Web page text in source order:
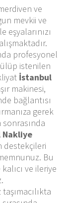
ve
mevkii ve
profesyonel
istenilen
İstanbul
makinesi,
bağlantısı
gerek
sonrasında
destekçileri
Bu
ve ileriye